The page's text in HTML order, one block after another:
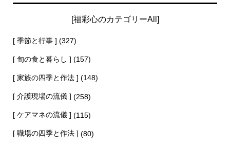
[福彩心のカテゴリーAll]
[ 季節と行事 ] (327)
[ 旬の食と暮らし ] (157)
[ 家族の四季と作法 ] (148)
[ 介護現場の流儀 ] (258)
[ ケアマネの流儀 ] (115)
[ 職場の四季と作法 ] (80)